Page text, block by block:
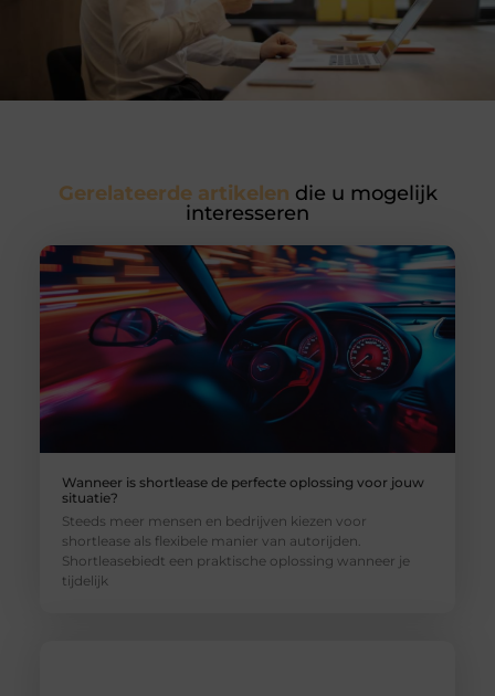
Gerelateerde artikelen die u mogelijk
interesseren
Wanneer is shortlease de perfecte oplossing voor jouw
situatie?
Steeds meer mensen en bedrijven kiezen voor
shortlease als flexibele manier van autorijden.
Shortleasebiedt een praktische oplossing wanneer je
tijdelijk